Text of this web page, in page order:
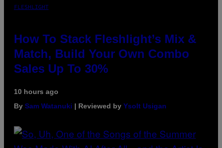
FLESHLIGHT
How To Stack Fleshlight’s Mix &
Match, Build Your Own Combo
Sales Up To 30%
10 hours ago
By Sam Watanuki | Reviewed by Ysolt Usigan